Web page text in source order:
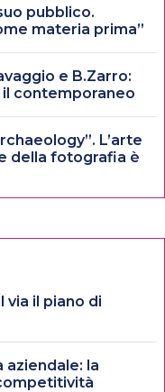
pubblico.
materia prima”
e B.Zarro:
contemporaneo
L’arte
della fotografia è
via il piano di
aziendale: la